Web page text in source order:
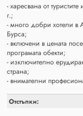
- харесвана от
г.;
- много добри хотели в
Бурса;
- включени в цената
програмата обекти;
- изключително
страна;
- внимателни
Отстъпки: